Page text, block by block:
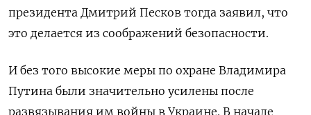
президента Дмитрий Песков тогда заявил, что
это делается из соображений безопасности.
И без того высокие меры по охране Владимира
Путина были значительно усилены после
развязывания им войны в Украине. В начале